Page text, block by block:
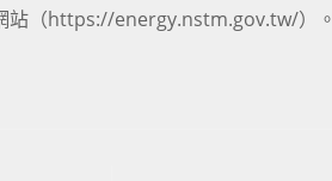
站（https://energy.nstm.gov.tw/）。